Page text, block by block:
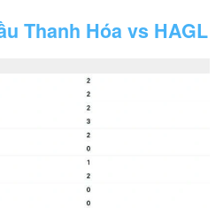
Thanh Hóa vs HAGL